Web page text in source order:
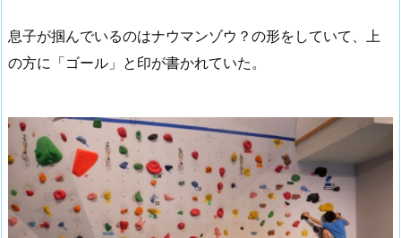
息子が掴んでいるのはナウマンゾウ？の形をしていて、上
の方に「ゴール」と印が書かれていた。